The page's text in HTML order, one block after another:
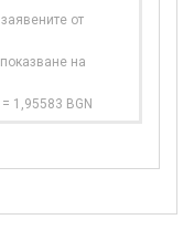
от
на
1,95583 BGN